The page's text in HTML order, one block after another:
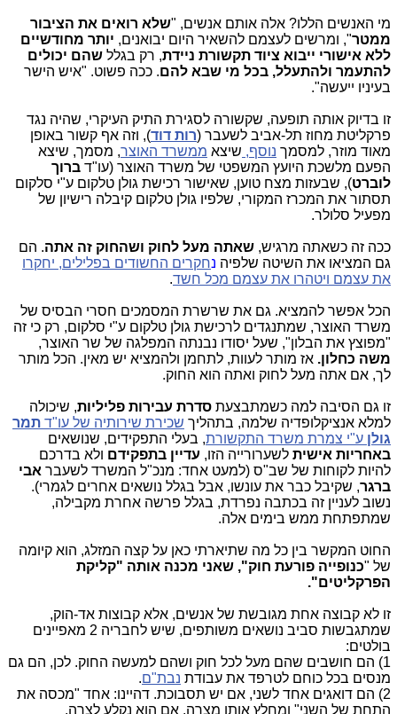
מי האנשים הללו? אלה אותם אנשים, "שלא רואים את הציבור
ממטר", ומרשים לעצמם להשאיר היום יבואנים, יותר מחודשיים
ללא אישורי ייבוא ציוד תקשורת ניידת, רק בגלל שהם יכולים
להתעמר ולהתעלל, בכל מי שבא להם. ככה פשוט. "איש הישר
בעיניו ייעשה".
זו בדיוק אותה תופעה, שקשורה לסגירת התיק העיקרי, שהיה נגד
פרקליטת מחוז תל-אביב לשעבר (רות דוד), וזה אף קשור באופן
מאוד מוזר, למסמך נוסף, שיצא ממשרד האוצר, מסמך, שיצא
הפעם מלשכת היועץ המשפטי של משרד האוצר (עו"ד ברוך
לוברט), שבעזות מצח טוען, שאישור רכישת גולן טלקום ע"י סלקום
תסתור את המכרז המקורי, שלפיו גולן טלקום קיבלה רישיון של
מפעיל סלולר.
ככה זה כשאתה מרגיש, שאתה מעל לחוק ושהחוק זה אתה. הם
גם המציאו את השיטה שלפיה נחקרים החשודים בפלילים, יחקרו
את עצמם ויטהרו את עצמם מכל חשד.
הכל אפשר להמציא. גם את שרשרת המסמכים חסרי הבסיס של
משרד האוצר, שמתנגדים לרכישת גולן טלקום ע"י סלקום, רק כי זה
"מפוצץ את הבלון", שעל יסודו נבנתה המפלגה של שר האוצר,
משה כחלון. אז מותר לעוות, לתחמן ולהמציא יש מאין. הכל מותר
לך, אם אתה מעל לחוק ואתה הוא החוק.
זו גם הסיבה למה כשמתבצעת סדרת עבירות פליליות, שיכולה
למלא אנציקלופדיה שלמה, בתהליך שכירת שירותיה של עו"ד תמר
גולן ע"י צמרת משרד התקשורת, בעלי התפקידים, שנושאים
באחריות אישית לשערורייה הזו, עדיין בתפקידם ולא בדרכם
להיות לקוחות של שב"ס (למעט אחד: מנכ"ל המשרד לשעבר אבי
ברגר, שקיבל כבר את עונשו, אבל בגלל נושאים אחרים לגמרי).
נשוב לעניין זה בכתבה נפרדת, בגלל פרשה אחרת מקבילה,
שמתפתחת ממש בימים אלה.
החוט המקשר בין כל מה שתיארתי כאן על קצה המזלג, הוא קיומה
של "כנופייה פורעת חוק", שאני מכנה אותה "קליקת
הפרקליטים".
זו לא קבוצה אחת מגובשת של אנשים, אלא קבוצות אד-הוק,
שמתגבשות סביב נושאים משותפים, שיש לחבריה 2 מאפיינים
בולטים:
1) הם חושבים שהם מעל לכל חוק ושהם למעשה החוק. לכן, הם גם
מנסים בכל כוחם לטרפד את עבודת נבת"ם.
2) הם דואגים אחד לשני, אם יש תסבוכת. דהיינו: אחד "מכסה את
התחת של השני" ומחלץ אותו מצרה, אם הוא נקלע לצרה.